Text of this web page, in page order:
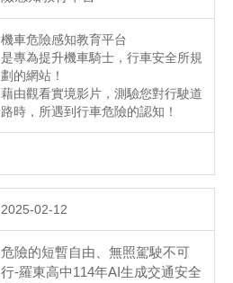
機車危險感知教育平台
是專為提升機車騎士，行車安全所規
劃的網站！
藉由觀看實境影片，測驗您對行駛道
路時，所遇到行車危險的認知！
2025-02-12
危險的短暫自由、無照駕駛不可
行-羅東高中114年AI生成交通安全